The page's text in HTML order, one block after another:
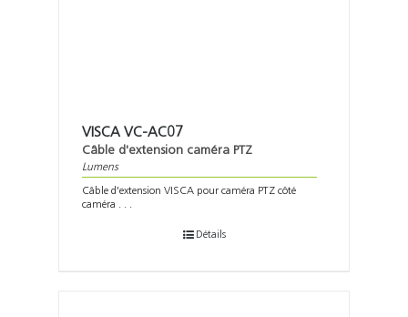
VISCA VC-AC07
Câble d'extension caméra PTZ
Lumens
Câble d'extension VISCA pour caméra PTZ côté
caméra . . .
Détails